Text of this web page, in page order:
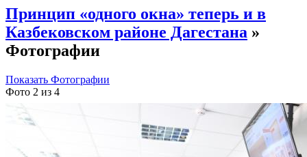
Принцип «одного окна» теперь и в
Казбековском районе Дагестана »
Фотографии
Показать Фотографии
Фото 2 из 4